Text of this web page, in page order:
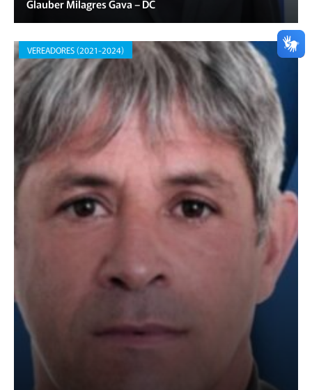
Glauber Milagres Gava – DC
VEREADORES (2021-2024)